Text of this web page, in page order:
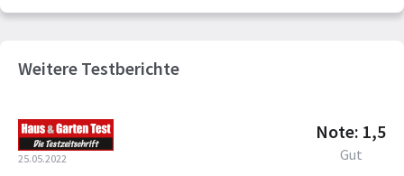
Weitere Testberichte
25.05.2022
Note: 1,5
Gut